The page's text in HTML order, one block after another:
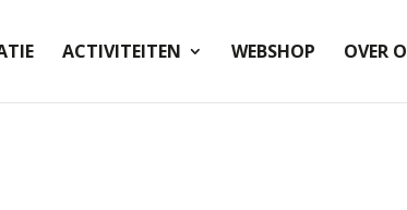
ACTIVITEITEN WEBSHOP OVER